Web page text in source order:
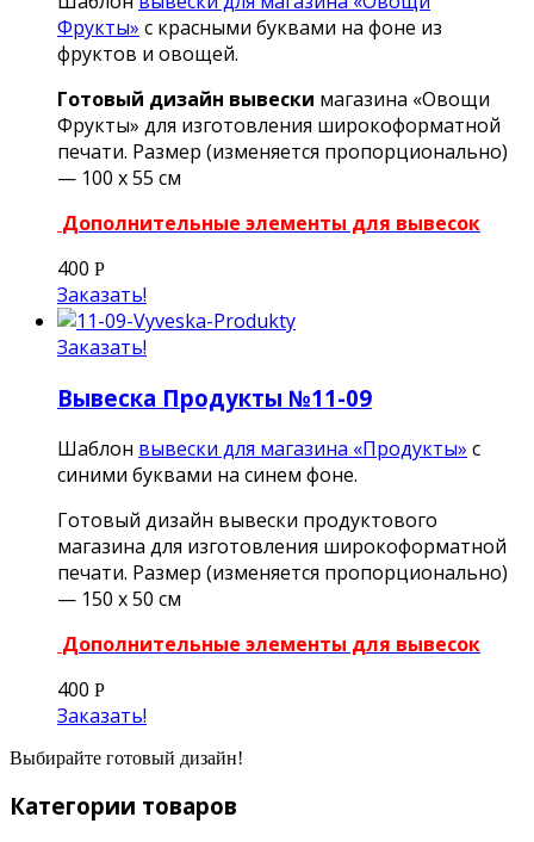
Фрукты» с красными буквами на фоне из
фруктов и овощей.
Готовый дизайн вывески магазина «Овощи
Фрукты» для изготовления широкоформатной
печати. Размер (изменяется пропорционально)
— 100 х 55 см
Дополнительные элементы для вывесок
400 Р
Заказать!
Заказать!
Вывеска Продукты №11-09
Шаблон вывески для магазина «Продукты» с
синими буквами на синем фоне.
Готовый дизайн вывески продуктового
магазина для изготовления широкоформатной
печати. Размер (изменяется пропорционально)
— 150 х 50 см
Дополнительные элементы для вывесок
400 Р
Заказать!
Выбирайте готовый дизайн!
Категории товаров